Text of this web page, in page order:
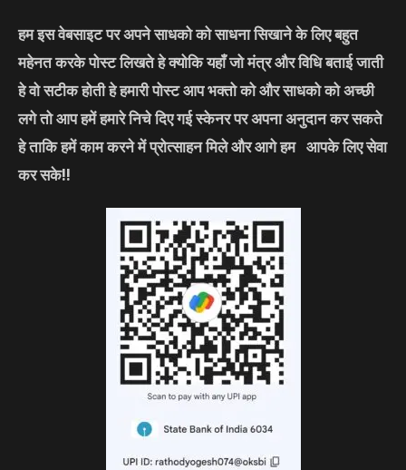
हम इस वेबसाइट पर अपने साधको को साधना सिखाने के लिए बहुत
महेनत करके पोस्ट लिखते हे क्योकि यहाँ जो मंत्र और विधि बताई जाती
हे वो सटीक होती हे हमारी पोस्ट आप भक्तो को और साधको को अच्छी
लगे तो आप हमें हमारे निचे दिए गई स्केनर पर अपना अनुदान कर सकते
हे ताकि हमें काम करने में प्रोत्साहन मिले और आगे हम आपके लिए सेवा
कर सके!!